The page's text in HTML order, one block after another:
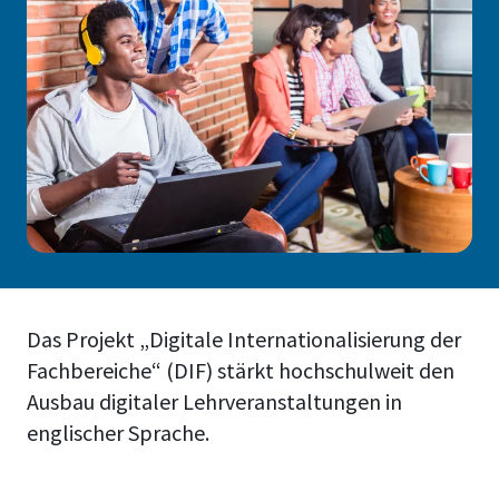
Das Projekt „Digitale Internationalisierung der
Fachbereiche“ (DIF) stärkt hochschulweit den
Ausbau digitaler Lehrveranstaltungen in
englischer Sprache.